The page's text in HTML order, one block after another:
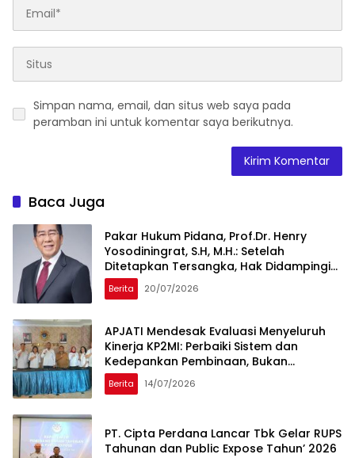
Simpan nama, email, dan situs web saya pada
peramban ini untuk komentar saya berikutnya.
Baca Juga
Pakar Hukum Pidana, Prof.Dr. Henry
Yosodiningrat, S.H, M.H.: Setelah
Ditetapkan Tersangka, Hak Didampingi
Pengacara Justru Lebih Kuat
Berita 20/07/2026
APJATI Mendesak Evaluasi Menyeluruh
Kinerja KP2MI: Perbaiki Sistem dan
Kedepankan Pembinaan, Bukan
Penutupan Perusahaan
Berita 14/07/2026
PT. Cipta Perdana Lancar Tbk Gelar RUPS
Tahunan dan Public Expose Tahun’ 2026